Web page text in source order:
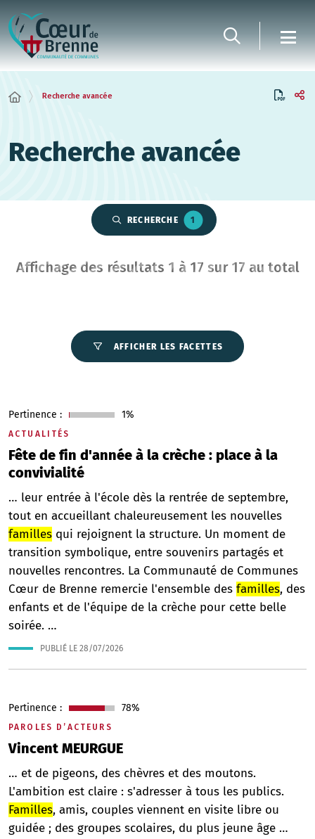
Recherche avancée
Recherche avancée
RECHERCHE 1
Affichage des résultats 1 à 17 sur 17 au total
AFFICHER LES FACETTES
ACTUALITÉS
Fête de fin d'année à la crèche : place à la
convivialité
Pertinence : 1%
… leur entrée à l'école dès la rentrée de septembre,
tout en accueillant chaleureusement les nouvelles
familles qui rejoignent la structure. Un moment de
transition symbolique, entre souvenirs partagés et
nouvelles rencontres. La Communauté de Communes
Cœur de Brenne remercie l'ensemble des familles, des
enfants et de l'équipe de la crèche pour cette belle
soirée. …
PUBLIÉ LE 28/07/2026
PAROLES D’ACTEURS
Vincent MEURGUE
Pertinence : 78%
… et de pigeons, des chèvres et des moutons.
L'ambition est claire : s'adresser à tous les publics.
Familles, amis, couples viennent en visite libre ou
guidée ; des groupes scolaires, du plus jeune âge …